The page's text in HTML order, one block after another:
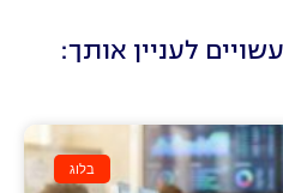
לעניין אותך:
בלוג